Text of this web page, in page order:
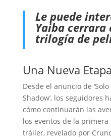
Le puede
Yaiba cerrara
trilogía de
Una Nueva Etapa
Desde el anuncio de
Shadow’, los seguidores
cómo continuarán las
los eventos de la
tráiler, revelado por